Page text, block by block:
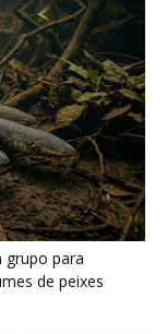
e arremessos
no